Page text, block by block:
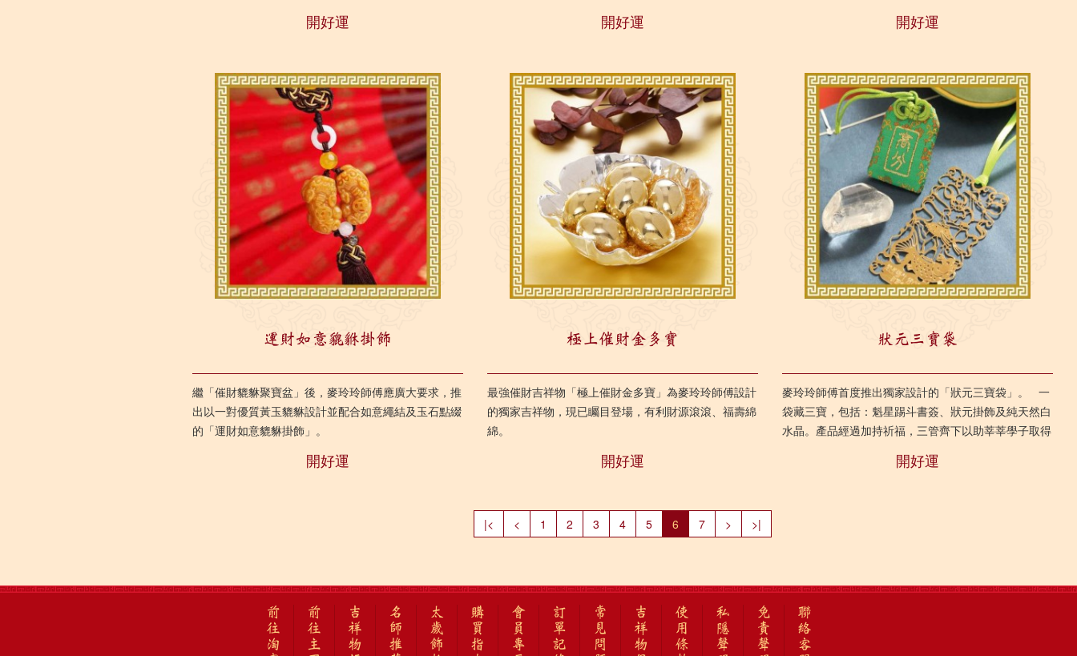
開好運 開好運 開好運
運財如意貔貅掛飾
繼「催財貔貅聚寶盆」後，麥玲玲師傅應廣大要求，推
出以一對優質黃玉貔貅設計並配合如意繩結及玉石點綴
的「運財如意貔貅掛飾」。
開好運
極上催財金多寶
最強催財吉祥物「極上催財金多寶」為麥玲玲師傅設計
的獨家吉祥物，現已矚目登場，有利財源滾滾、福壽綿
綿。
開好運
狀元三寶袋
麥玲玲師傅首度推出獨家設計的「狀元三寶袋」。 一
袋藏三寶，包括：魁星踢斗書簽、狀元掛飾及純天然白
水晶。產品經過加持祈福，三管齊下以助莘莘學子取得
開好運
|< < 1 2 3 4 5 6 7 > >|
前
往
淘
前
往
主
吉
祥
物
名
師
推
太
歲
飾
購
買
指
會
員
專
訂
單
記
常
見
問
吉
祥
物
使
用
條
私
隱
聲
免
責
聲
聯
絡
客